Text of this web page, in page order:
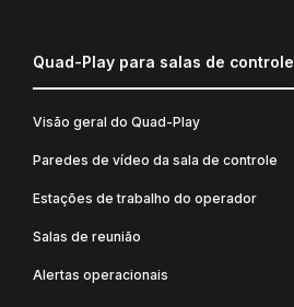
Quad-Play para salas de controle
Visão geral do Quad-Play
Paredes de vídeo da sala de controle
Estações de trabalho do operador
Salas de reunião
Alertas operacionais